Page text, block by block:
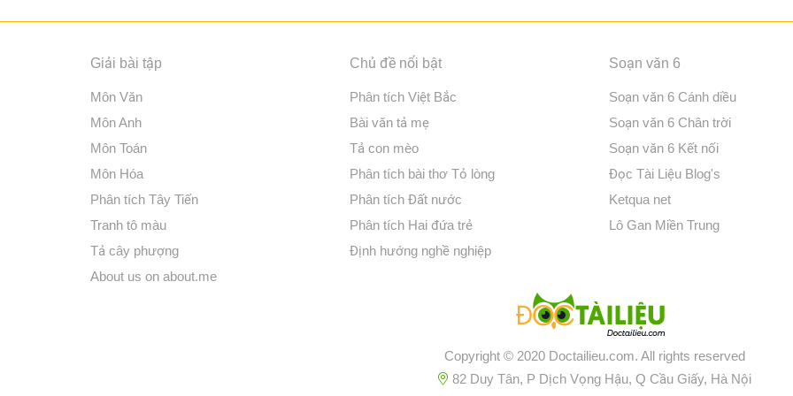
Giải bài tập
Môn Văn
Môn Anh
Môn Toán
Môn Hóa
Phân tích Tây Tiến
Tranh tô màu
Tả cây phượng
About us on about.me
Chủ đề nổi bật
Phân tích Việt Bắc
Bài văn tả mẹ
Tả con mèo
Phân tích bài thơ Tỏ lòng
Phân tích Đất nước
Phân tích Hai đứa trẻ
Định hướng nghề nghiệp
Soạn văn 6
Soạn văn 6 Cánh diều
Soạn văn 6 Chân trời
Soạn văn 6 Kết nối
Đọc Tài Liệu Blog's
Ketqua net
Lô Gan Miền Trung
Copyright © 2020 Doctailieu.com. All rights reserved
82 Duy Tân, P Dịch Vọng Hậu, Q Cầu Giấy, Hà Nội